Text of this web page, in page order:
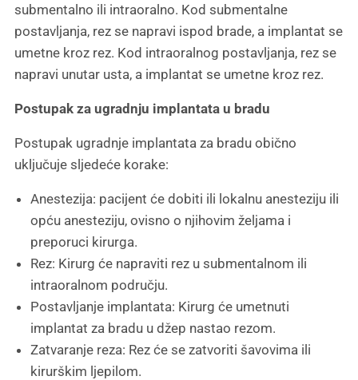
submentalno ili intraoralno. Kod submentalne
postavljanja, rez se napravi ispod brade, a implantat se
umetne kroz rez. Kod intraoralnog postavljanja, rez se
napravi unutar usta, a implantat se umetne kroz rez.
Postupak za ugradnju implantata u bradu
Postupak ugradnje implantata za bradu obično
uključuje sljedeće korake:
Anestezija: pacijent će dobiti ili lokalnu anesteziju ili
opću anesteziju, ovisno o njihovim željama i
preporuci kirurga.
Rez: Kirurg će napraviti rez u submentalnom ili
intraoralnom području.
Postavljanje implantata: Kirurg će umetnuti
implantat za bradu u džep nastao rezom.
Zatvaranje reza: Rez će se zatvoriti šavovima ili
kirurškim ljepilom.